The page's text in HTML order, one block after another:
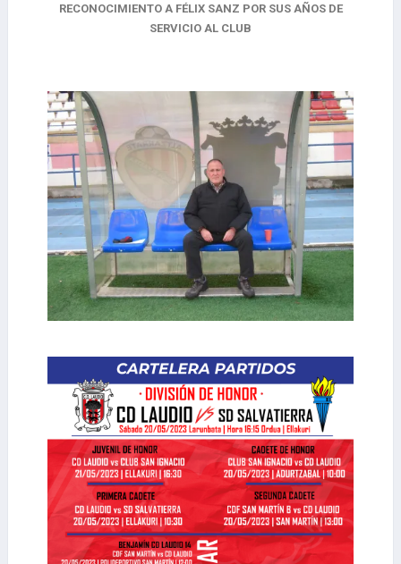
RECONOCIMIENTO A FÉLIX SANZ POR SUS AÑOS DE
SERVICIO AL CLUB